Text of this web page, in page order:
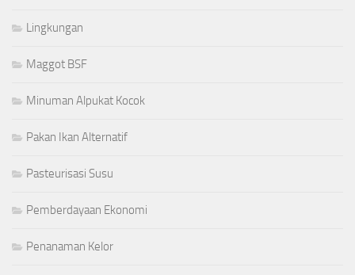
Lingkungan
Maggot BSF
Minuman Alpukat Kocok
Pakan Ikan Alternatif
Pasteurisasi Susu
Pemberdayaan Ekonomi
Penanaman Kelor